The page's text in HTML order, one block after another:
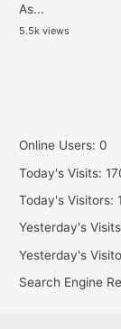
As...
5.5k views
Online Users:0
Today's Visits:
Today's Visitors:
Yesterday's
Yesterday's
Search Engine